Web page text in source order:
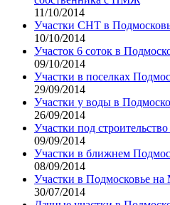
11/10/2014
Участки СНТ в
10/10/2014
Участок 6 соток в
09/10/2014
Участки в поселках
29/09/2014
Участки у воды в
26/09/2014
Участки под
09/09/2014
Участки в ближнем
08/09/2014
Участки в Подмосковье
30/07/2014